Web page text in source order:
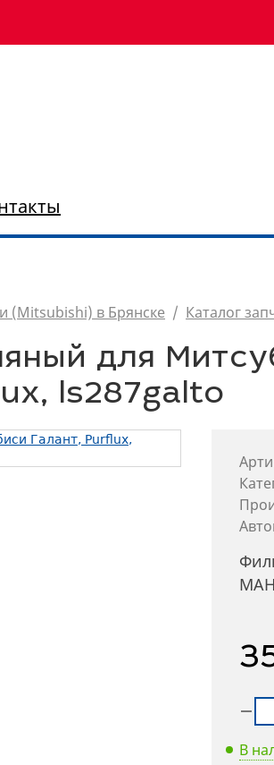
(Mitsubishi) в Брянске / Каталог
для
ls287galto
В